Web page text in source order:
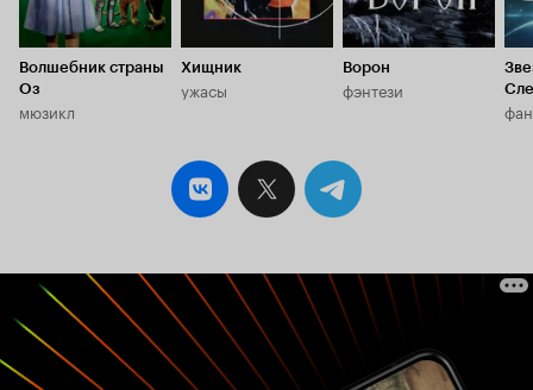
Волшебник страны
Оз
мюзикл
Хищник
ужасы
Ворон
фэнтези